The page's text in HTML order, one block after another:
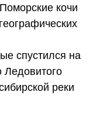
кочи
спустился на
Ледовитого
реки